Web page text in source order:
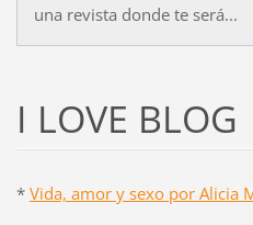
una revista donde te será...
I LOVE BLOG
* Vida, amor y sexo por Alicia